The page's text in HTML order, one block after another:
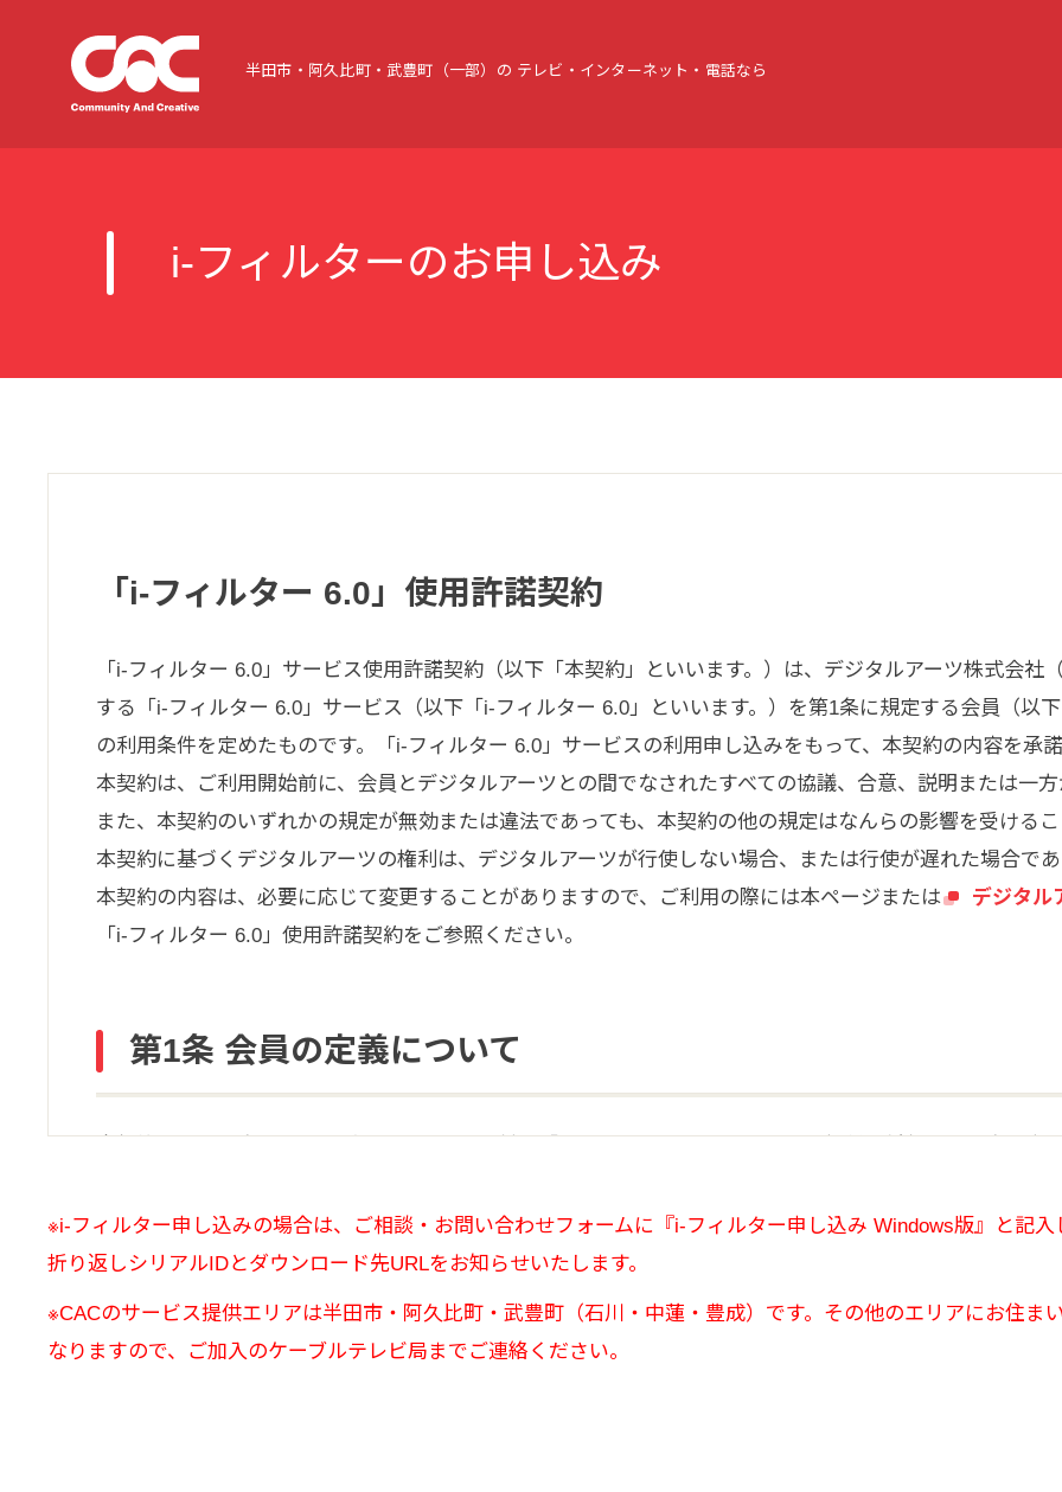
半田市・阿久比町・武豊町（一部）の テレビ・インターネット・電話なら
i-フィルターのお申し込み
「i-フィルター 6.0」使用許諾契約
「i-フィルター 6.0」サービス使用許諾契約（以下「本契約」といいます。）は、デジタルアーツ株式会社
する「i-フィルター 6.0」サービス（以下「i-フィルター 6.0」といいます。）を第1条に規定する会員（以
の利用条件を定めたものです。「i-フィルター 6.0」サービスの利用申し込みをもって、本契約の内容を承
本契約は、ご利用開始前に、会員とデジタルアーツとの間でなされたすべての協議、合意、説明または一方
また、本契約のいずれかの規定が無効または違法であっても、本契約の他の規定はなんらの影響を受けるこ
本契約に基づくデジタルアーツの権利は、デジタルアーツが行使しない場合、または行使が遅れた場合で
本契約の内容は、必要に応じて変更することがありますので、ご利用の際には本ページまたは
デジタル
「i-フィルター 6.0」使用許諾契約をご参照ください。
第1条 会員の定義について
第2条 会員の承認について
ーツが別に定めた機能を、本契約にもとづいて利用することができます。ただし、このことはデジタ
※i-フィルター申し込みの場合は、ご相談・お問い合わせフォームに『i-フィルター申し込み Windows版』と記入
折り返しシリアルIDとダウンロード先URLをお知らせいたします。
※CACのサービス提供エリアは半田市・阿久比町・武豊町（石川・中蓮・豊成）です。その他のエリアにお住ま
なりますので、ご加入のケーブルテレビ局までご連絡ください。